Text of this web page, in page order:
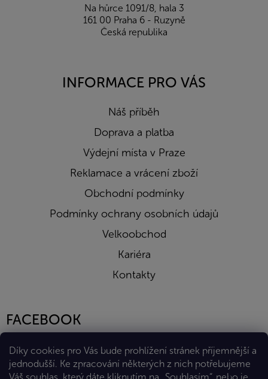
Díky cookies pro Vás bude prohlížení stránek příjemnější a
jednodušší. Ke zpracování některých z nich potřebujeme
Na hůrce 1091/8, hala 3
161 00 Praha 6 - Ruzyně
Česká republika
INFORMACE PRO VÁS
Náš příběh
Doprava a platba
Výdejní místa v Praze
Reklamace a vrácení zboží
Obchodní podmínky
Podmínky ochrany osobních údajů
Velkoobchod
Kariéra
Kontakty
FACEBOOK